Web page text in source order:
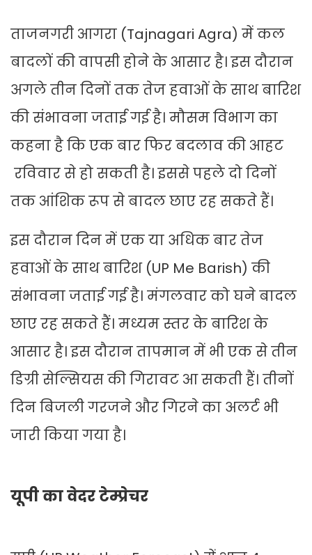
ताजनगरी आगरा (Tajnagari Agra) में कल
बादलों की वापसी होने के आसार है। इस दौरान
अगले तीन दिनों तक तेज हवाओं के साथ बारिश
की संभावना जताई गई है। मौसम विभाग का
कहना है कि एक बार फिर बदलाव की आहट
रविवार से हो सकती है। इससे पहले दो दिनों
तक आंशिक रूप से बादल छाए रह सकते हैं।
इस दौरान दिन में एक या अधिक बार तेज
हवाओं के साथ बारिश (UP Me Barish) की
संभावना जताई गई है। मंगलवार को घने बादल
छाए रह सकते हैं। मध्यम स्तर के बारिश के
आसार है। इस दौरान तापमान में भी एक से तीन
डिग्री सेल्सियस की गिरावट आ सकती हैं। तीनों
दिन बिजली गरजने और गिरने का अलर्ट भी
जारी किया गया है।
यूपी का वेदर टेम्प्रेचर